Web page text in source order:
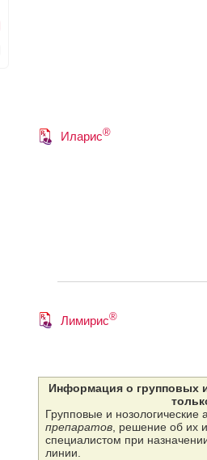
Иларис®
Лимирис®
Информация о групповых и
Групповые и нозологические
препаратов, решение об их
специалистом при
линии.